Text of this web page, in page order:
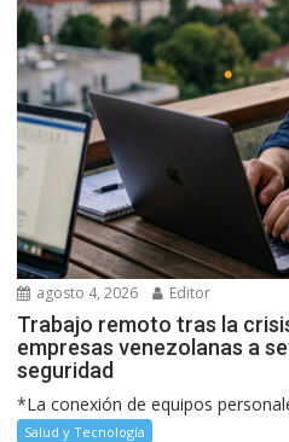
agosto 4, 2026 Editor
Trabajo remoto tras la
empresas venezolanas a
seguridad
*La conexión de equipos
Salud y Tecnología